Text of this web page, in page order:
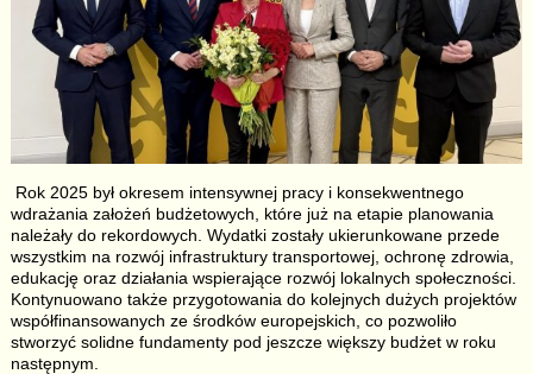
Rok 2025 był okresem intensywnej pracy i konsekwentnego
wdrażania założeń budżetowych, które już na etapie planowania
należały do rekordowych. Wydatki zostały ukierunkowane przede
wszystkim na rozwój infrastruktury transportowej, ochronę zdrowia,
edukację oraz działania wspierające rozwój lokalnych społeczności.
Kontynuowano także przygotowania do kolejnych dużych projektów
współfinansowanych ze środków europejskich, co pozwoliło
stworzyć solidne fundamenty pod jeszcze większy budżet w roku
następnym.